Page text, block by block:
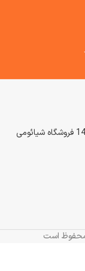
محفوظ است